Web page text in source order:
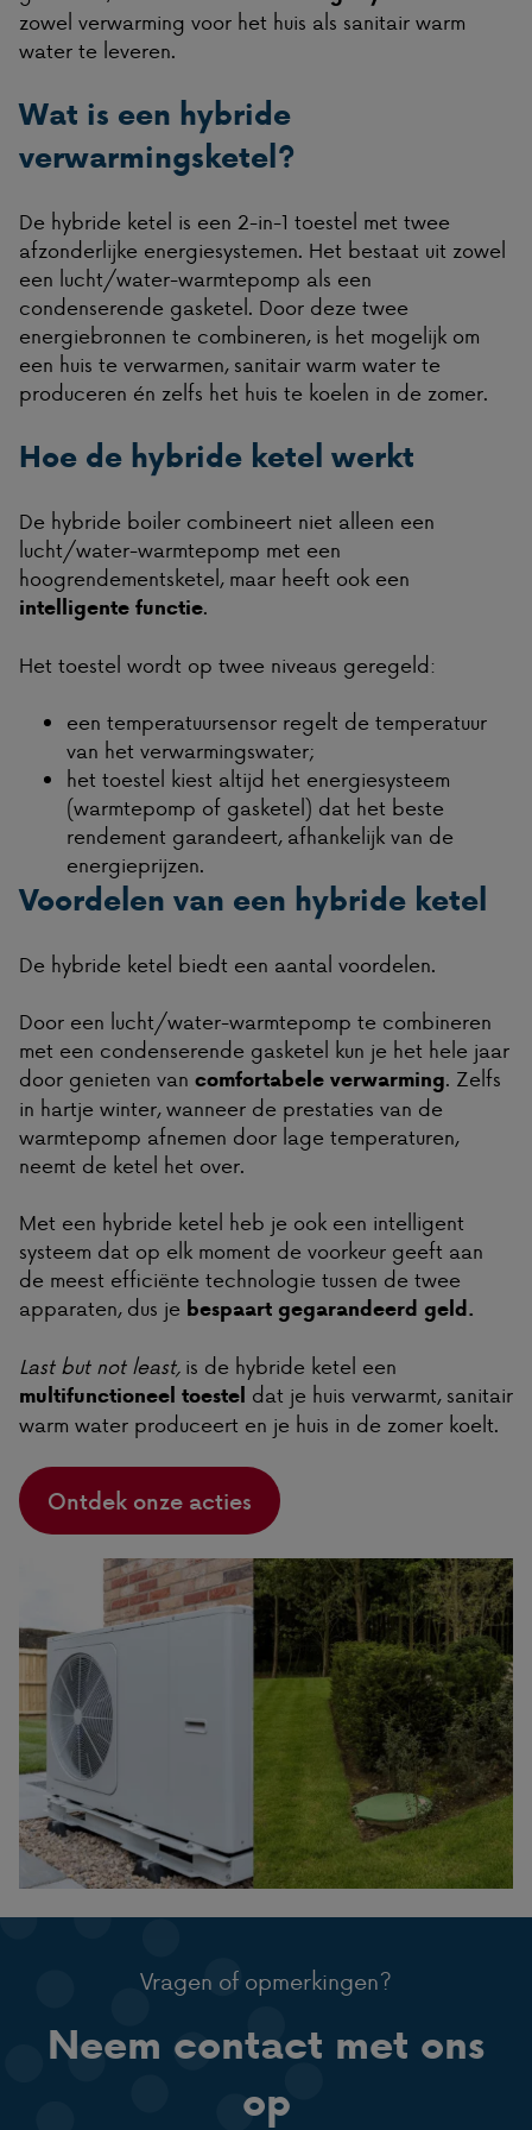
zowel verwarming voor het huis als sanitair warm
water te leveren.
Wat is een hybride
verwarmingsketel?
De hybride ketel is een 2-in-1 toestel met twee
afzonderlijke energiesystemen. Het bestaat uit zowel
een lucht/water-warmtepomp als een
condenserende gasketel. Door deze twee
energiebronnen te combineren, is het mogelijk om
een huis te verwarmen, sanitair warm water te
produceren én zelfs het huis te koelen in de zomer.
Hoe de hybride ketel werkt
De hybride boiler combineert niet alleen een
lucht/water-warmtepomp met een
hoogrendementsketel, maar heeft ook een
intelligente functie.
Het toestel wordt op twee niveaus geregeld:
een temperatuursensor regelt de temperatuur
van het verwarmingswater;
het toestel kiest altijd het energiesysteem
(warmtepomp of gasketel) dat het beste
rendement garandeert, afhankelijk van de
energieprijzen.
Voordelen van een hybride ketel
De hybride ketel biedt een aantal voordelen.
Door een lucht/water-warmtepomp te combineren
met een condenserende gasketel kun je het hele jaar
door genieten van comfortabele verwarming. Zelfs
in hartje winter, wanneer de prestaties van de
warmtepomp afnemen door lage temperaturen,
neemt de ketel het over.
Met een hybride ketel heb je ook een intelligent
systeem dat op elk moment de voorkeur geeft aan
de meest efficiënte technologie tussen de twee
apparaten, dus je bespaart gegarandeerd geld.
Last but not least, is de hybride ketel een
multifunctioneel toestel dat je huis verwarmt, sanitair
warm water produceert en je huis in de zomer koelt.
Ontdek onze acties
Vragen of opmerkingen?
Neem contact met ons
op